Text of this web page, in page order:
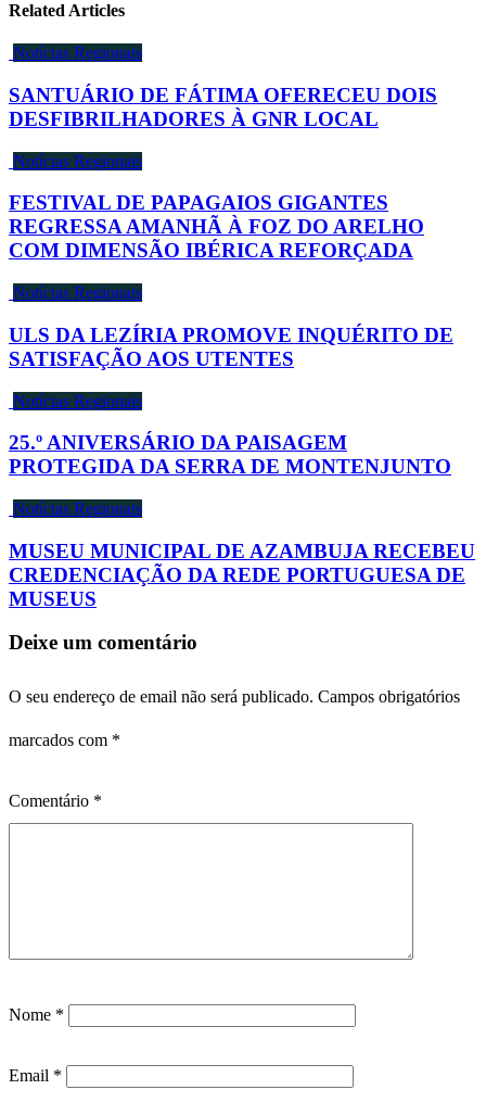
Related Articles
Notícias Regionais
SANTUÁRIO DE FÁTIMA OFERECEU DOIS
DESFIBRILHADORES À GNR LOCAL
Notícias Regionais
FESTIVAL DE PAPAGAIOS GIGANTES
REGRESSA AMANHÃ À FOZ DO ARELHO
COM DIMENSÃO IBÉRICA REFORÇADA
Notícias Regionais
ULS DA LEZÍRIA PROMOVE INQUÉRITO DE
SATISFAÇÃO AOS UTENTES
Notícias Regionais
25.º ANIVERSÁRIO DA PAISAGEM
PROTEGIDA DA SERRA DE MONTENJUNTO
Notícias Regionais
MUSEU MUNICIPAL DE AZAMBUJA RECEBEU
CREDENCIAÇÃO DA REDE PORTUGUESA DE
MUSEUS
Deixe um comentário
O seu endereço de email não será publicado. Campos obrigatórios
marcados com *
Comentário *
Nome *
Email *